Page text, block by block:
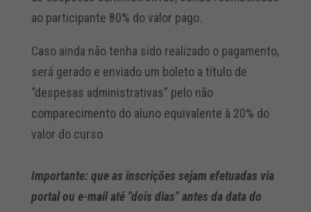
ao participante 80% do valor pago.
Caso ainda não tenha sido realizado o pagamento,
será gerado e enviado um boleto a título de
“despesas administrativas” pelo não
comparecimento do aluno equivalente à 20% do
valor do curso.
Importante: que as inscrições sejam efetuadas via
portal ou e-mail até "dois dias" antes da data do